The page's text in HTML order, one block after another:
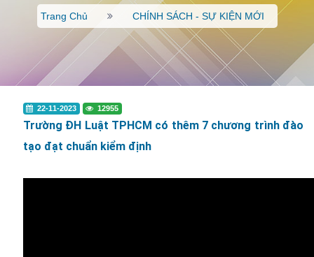
Trang Chủ CHÍNH SÁCH - SỰ KIỆN MỚI
22-11-2023 12955
Trường ĐH Luật TPHCM có thêm 7 chương trình đào
tạo đạt chuẩn kiểm định